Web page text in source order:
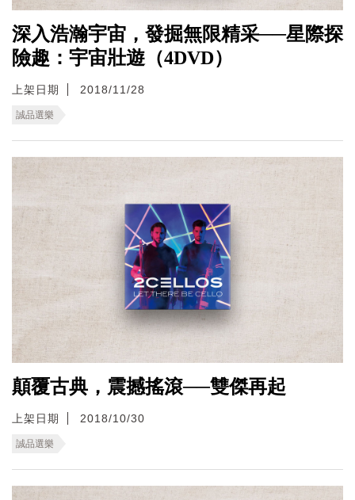
深入浩瀚宇宙，發掘無限精采──星際探
險趣：宇宙壯遊（4DVD）
上架日期 2018/11/28
誠品選樂
顛覆古典，震撼搖滾──雙傑再起
上架日期 2018/10/30
誠品選樂